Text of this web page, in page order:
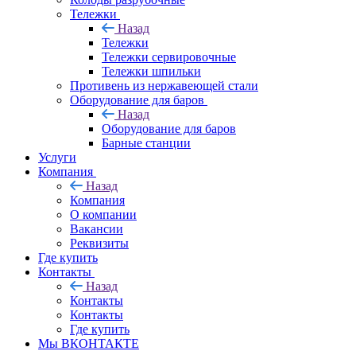
Тележки
Назад
Тележки
Тележки сервировочные
Тележки шпильки
Противень из нержавеющей стали
Оборудование для баров
Назад
Оборудование для баров
Барные станции
Услуги
Компания
Назад
Компания
О компании
Вакансии
Реквизиты
Где купить
Контакты
Назад
Контакты
Контакты
Где купить
Мы ВКОНТАКТЕ